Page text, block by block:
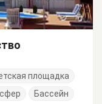
площадка
Бассейн